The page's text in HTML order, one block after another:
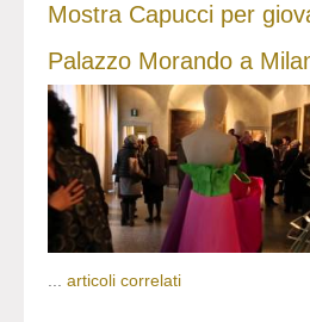
Mostra Capucci per
Palazzo Morando a
articoli correlati